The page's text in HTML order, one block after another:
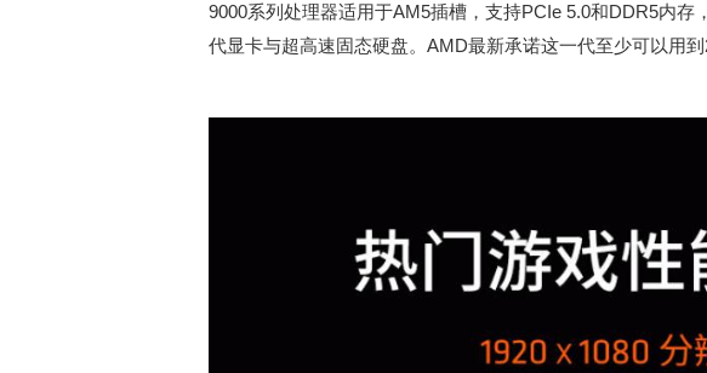
9000系列处理器适用于AM5插槽，支持PCIe 5.0和DDR5内存
代显卡与超高速固态硬盘。AMD最新承诺这一代至少可以用到